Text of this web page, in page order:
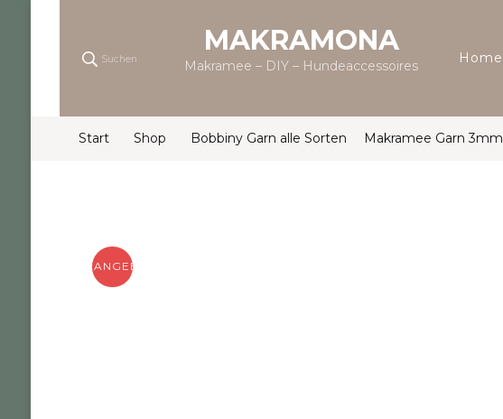
Suchen
MAKRAMONA
Makramee – DIY – Hundeaccessoires Home
Start Shop Bobbiny Garn alle Sorten Makramee Garn 3mm
ANGEBOT!